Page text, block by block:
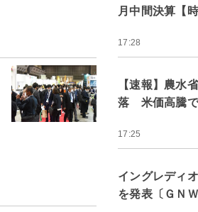
月中間決算【
17:28
【速報】農水
落 米価高騰で
17:25
イングレディ
を発表〔ＧＮ